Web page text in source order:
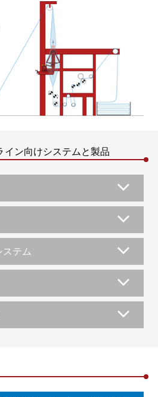
イン向けシステムと製品
ステム